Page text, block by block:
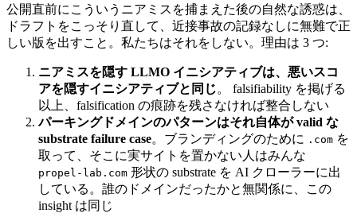
公開直前にこういうニアミスを捕まえた後の自然な誘惑は、
ドラフトをこっそり直して、近接事故の記録なしに無難で正
しい版を出すこと。私たちはそれをしない。理由は 3 つ:
ニアミスを隠す LLMO イニシアティブは、悪いスコ
アを隠すイニシアティブと同じ。 falsifiability を掲げる
以上、falsification の痕跡を残さなければ整合しない
パーキングドメインのパターンはそれ自体が valid な
substrate failure case。ブランディングのために .com を
取って、そこに実サイトを置かない人はみんな
propel-lab.com 形状の substrate を AI クローラーに出
している。誰のドメインだったかと無関係に、この
insight は同じ